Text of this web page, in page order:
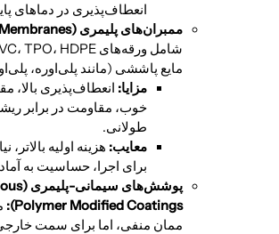
انعطاف‌پذیری در دماهای
ممبران‌های پلیمری (
مایع پاششی (مانند پلی‌اوره،
مزایا: انعطاف‌پذیری بالا،
خوب، مقاومت در برابر
طولانی.
معایب: هزینه اولیه بالاتر،
برای اجرا، حساسیت به
پوشش‌های سیمانی-پلیمری (
Polymer Modified Coatings):
ممان منفی، اما برای سمت